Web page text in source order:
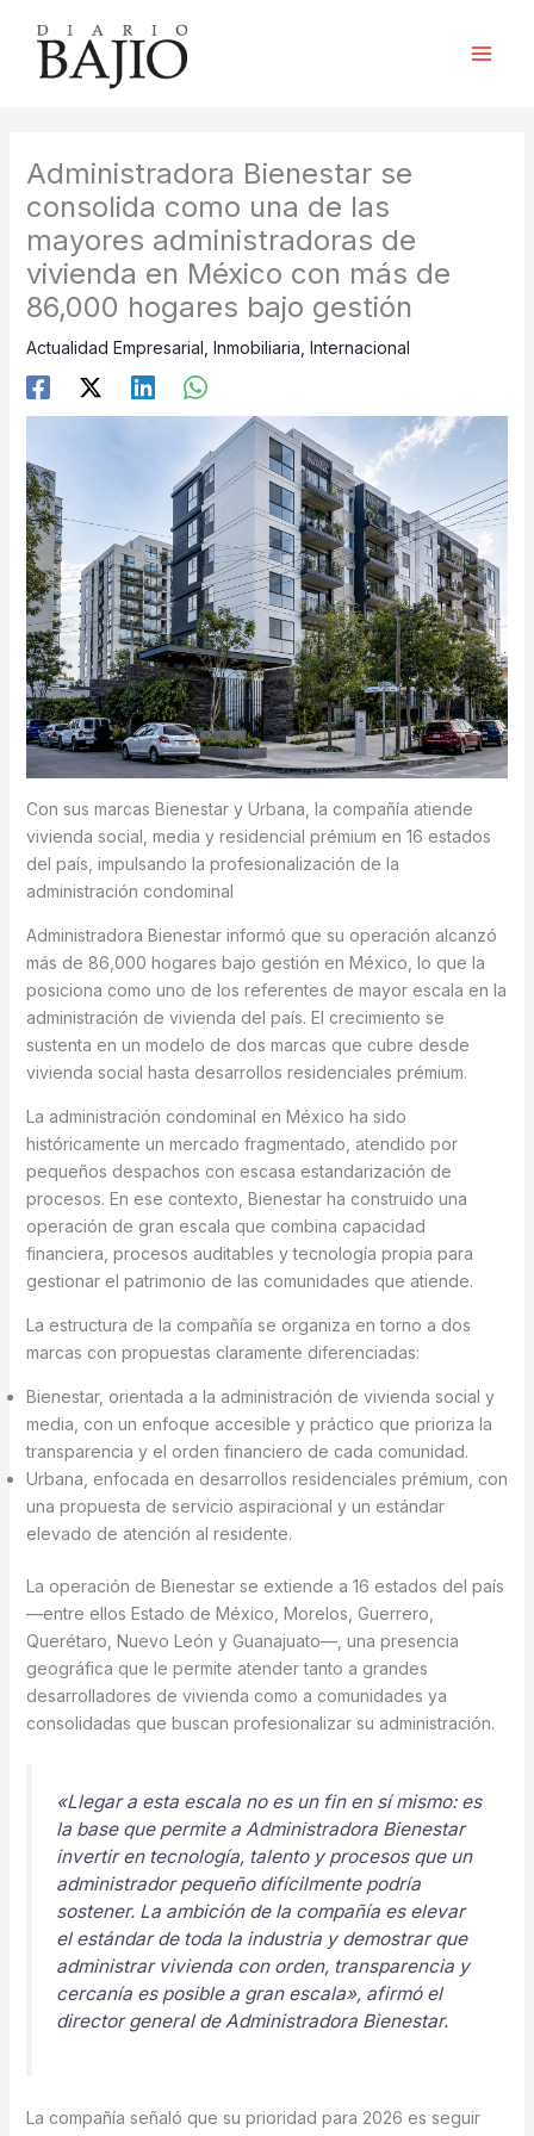
contenido
Administradora Bienestar se
consolida como una de las
mayores administradoras de
vivienda en México con más de
86,000 hogares bajo gestión
Actualidad Empresarial Inmobiliaria Internacional
Con sus marcas Bienestar y Urbana, la compañía atiende
vivienda social, media y residencial prémium en 16 estados
del país, impulsando la profesionalización de la
administración condominal
Administradora Bienestar informó que su operación alcanzó
más de 86,000 hogares bajo gestión en México, lo que la
posiciona como uno de los referentes de mayor escala en la
administración de vivienda del país. El crecimiento se
sustenta en un modelo de dos marcas que cubre desde
vivienda social hasta desarrollos residenciales prémium.
La administración condominal en México ha sido
históricamente un mercado fragmentado, atendido por
pequeños despachos con escasa estandarización de
procesos. En ese contexto, Bienestar ha construido una
operación de gran escala que combina capacidad
financiera, procesos auditables y tecnología propia para
gestionar el patrimonio de las comunidades que atiende.
La estructura de la compañía se organiza en torno a dos
marcas con propuestas claramente diferenciadas:
Bienestar, orientada a la administración de vivienda social y
media, con un enfoque accesible y práctico que prioriza la
transparencia y el orden financiero de cada comunidad.
Urbana, enfocada en desarrollos residenciales prémium, con
una propuesta de servicio aspiracional y un estándar
elevado de atención al residente.
La operación de Bienestar se extiende a 16 estados del país
—entre ellos Estado de México, Morelos, Guerrero,
Querétaro, Nuevo León y Guanajuato—, una presencia
geográfica que le permite atender tanto a grandes
desarrolladores de vivienda como a comunidades ya
consolidadas que buscan profesionalizar su administración.
«Llegar a esta escala no es un fin en sí mismo: es
la base que permite a Administradora Bienestar
invertir en tecnología, talento y procesos que un
administrador pequeño difícilmente podría
sostener. La ambición de la compañía es elevar
el estándar de toda la industria y demostrar que
administrar vivienda con orden, transparencia y
cercanía es posible a gran escala», afirmó el
director general de Administradora Bienestar.
La compañía señaló que su prioridad para 2026 es seguir